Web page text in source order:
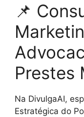
📌
Prestes
Na DivulgaAI,
Estratégica do